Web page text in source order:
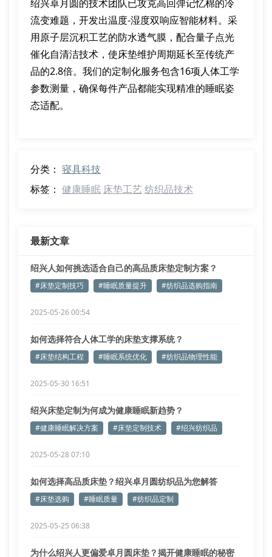
绍兴卓月圆的技术团队已攻克高回弹记忆棉的冷
流变难题，开发出温度-湿度双响应智能材料。采
用原子层沉积工艺的防水透气膜，配合量子点光
催化自清洁技术，使床垫维护周期延长至传统产
品的2.8倍。我们的定制化服务包含16项人体工学
参数测量，确保每件产品都能实现精准的睡眠姿
态适配。
分类： 寝具科技
标签： 健康睡眠 床垫工艺纺织品技术
最新文章
绍兴人如何挑选适合自己的高品质床垫定制方案？
#床垫定制技巧 #睡眠质量提升 #纺织品选购指南
2025-05-26 00:54
如何选择符合人体工学的床垫支撑系统？
#床垫结构工程 #睡眠系统优化 #纺织品物理性能
2025-05-30 16:51
绍兴床垫定制为何成为健康睡眠新趋势？
#健康睡眠解决方案 #床垫定制技术 #绍兴纺织品
2025-05-28 07:10
如何选择高品质床垫？绍兴卓月圆纺织品为您解答
#床垫选购 #睡眠质量 #纺织品定制
2025-05-25 06:38
为什么绍兴人更偏爱卓月圆床垫？揭开健康睡眠的秘密